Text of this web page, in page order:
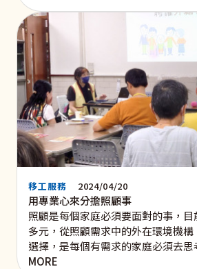
移工服務 2024/04/20
用專業心來分擔照顧事
照顧是每個家庭必須要面對的事，
多元，從照顧需求中的外在環境機
選擇，是每個有需求的家庭必須去思
MORE